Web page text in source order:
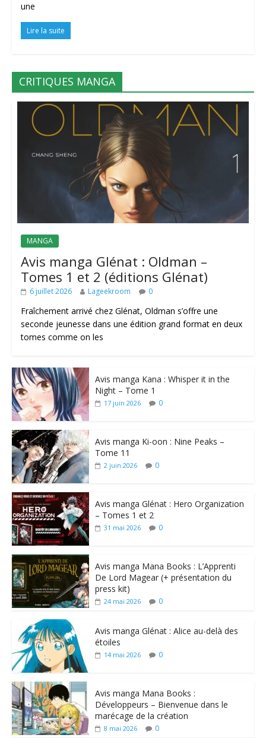
une
Lire la suite
CRITIQUES MANGA
MANGA
Avis manga Glénat : Oldman –
Tomes 1 et 2 (éditions Glénat)
6 juillet 2026 Lageekroom 0
Fraîchement arrivé chez Glénat, Oldman s’offre une
seconde jeunesse dans une édition grand format en deux
tomes comme on les
Avis manga Kana : Whisper it in the
Night – Tome 1
17 juin 2026 0
Avis manga Ki-oon : Nine Peaks –
Tome 11
2 juin 2026 0
Avis manga Glénat : Hero Organization
– Tomes 1 et 2
31 mai 2026 0
Avis manga Mana Books : L’Apprenti
De Lord Magear (+ présentation du
press kit)
24 mai 2026 0
Avis manga Glénat : Alice au-delà des
étoiles
14 mai 2026 0
Avis manga Mana Books :
Développeurs – Bienvenue dans le
marécage de la création
8 mai 2026 0